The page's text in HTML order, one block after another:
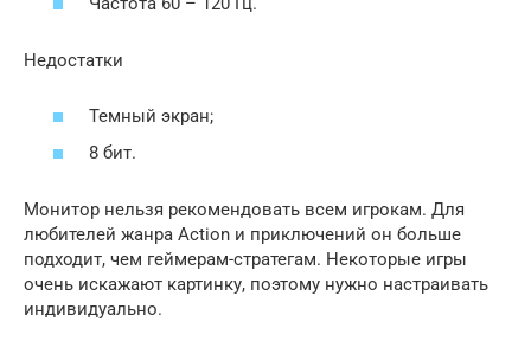
Недостатки
Темный экран;
8 бит.
Монитор нельзя рекомендовать всем игрокам. Для
любителей жанра Action и приключений он больше
подходит, чем геймерам-стратегам. Некоторые игры
очень искажают картинку, поэтому нужно настраивать
индивидуально.